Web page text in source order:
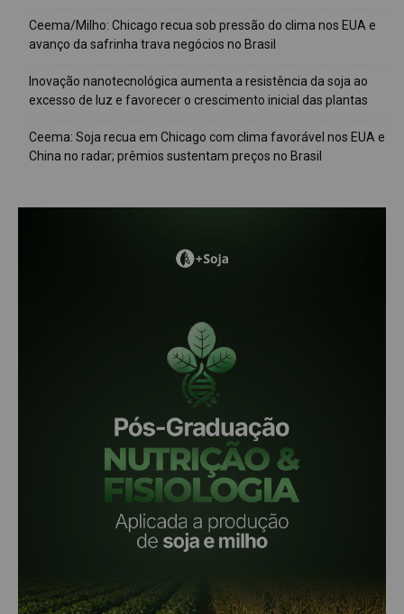
Ceema/Milho: Chicago recua sob pressão do clima nos EUA e
avanço da safrinha trava negócios no Brasil
Inovação nanotecnológica aumenta a resistência da soja ao
excesso de luz e favorecer o crescimento inicial das plantas
Ceema: Soja recua em Chicago com clima favorável nos EUA e
China no radar; prêmios sustentam preços no Brasil